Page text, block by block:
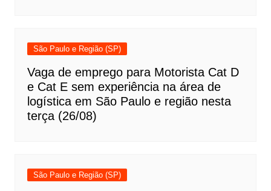
São Paulo e Região (SP)
Vaga de emprego para Motorista Cat D
e Cat E sem experiência na área de
logística em São Paulo e região nesta
terça (26/08)
São Paulo e Região (SP)